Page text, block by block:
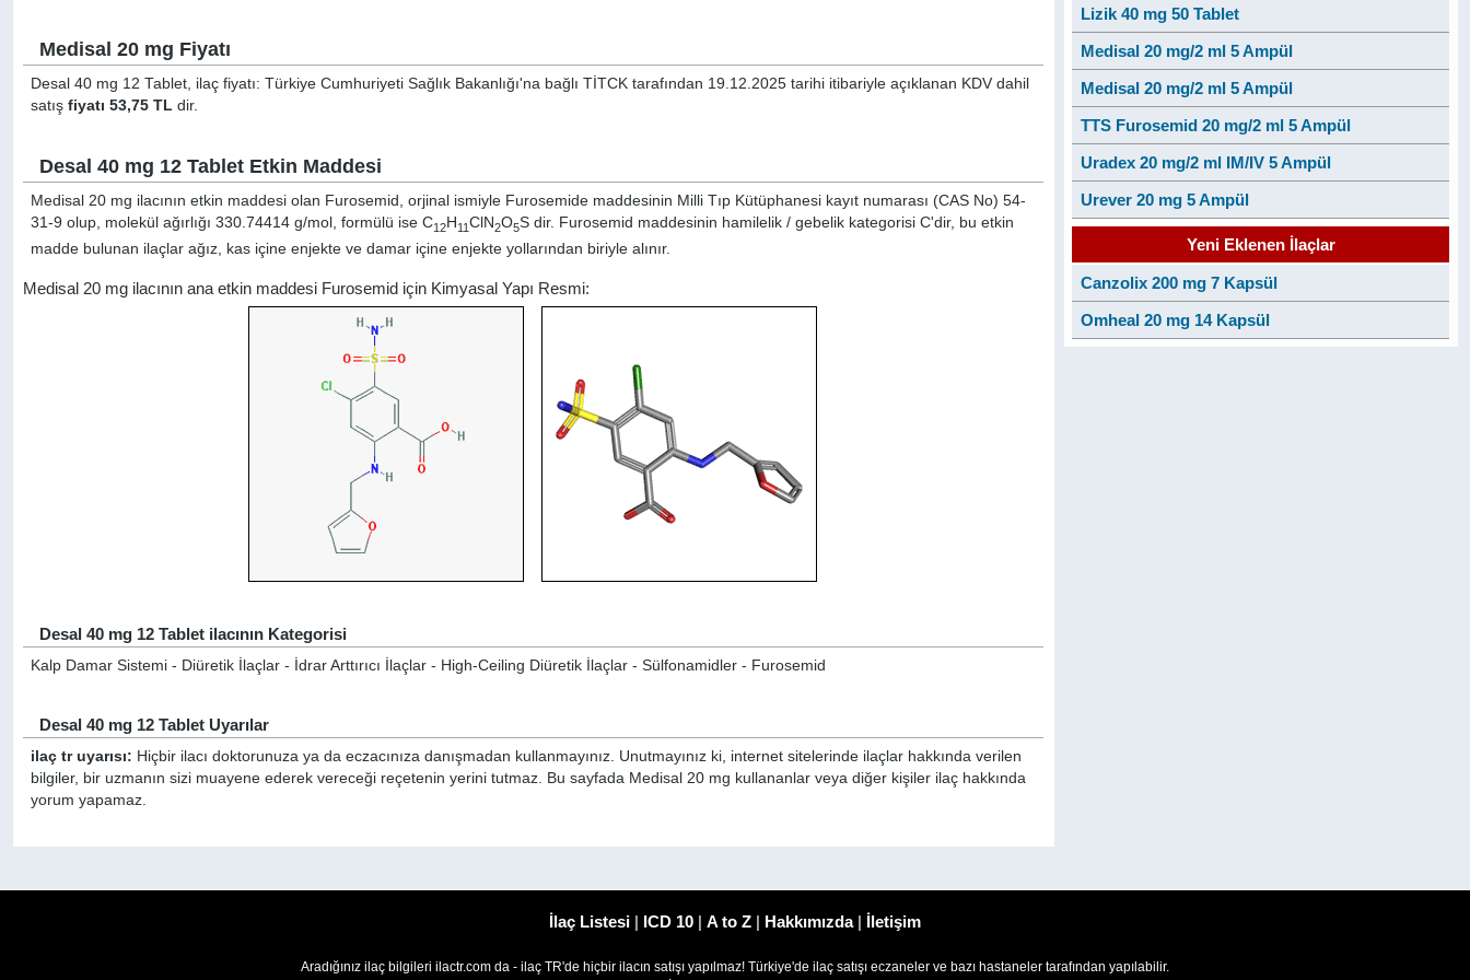
Medisal 20 mg Fiyatı
Desal 40 mg 12 Tablet, ilaç fiyatı: Türkiye Cumhuriyeti Sağlık Bakanlığı'na bağlı TİTCK tarafından 19.12.2025 tarihi itibariyle açıklanan KDV dahil
satışfiyatı 53,75 TL dir.
Desal 40 mg 12 Tablet Etkin Maddesi
Medisal 20 mg ilacının etkin maddesi olan Furosemid, orjinal ismiyle Furosemide maddesinin Milli Tıp Kütüphanesi kayıt numarası (CAS No) 54-
31-9 olup, molekül ağırlığı 330.74414 g/mol, formülü ise C12H 11ClN2O5S dir. Furosemid maddesinin hamilelik / gebelik kategorisi C'dir, bu etkin
madde bulunan ilaçlar ağız, kas içine enjekte ve damar içine enjekte yollarından biriyle alınır.
Medisal 20 mg ilacının ana etkin maddesi Furosemid için Kimyasal Yapı Resmi:
Desal 40 mg 12 Tablet ilacının Kategorisi
Kalp Damar Sistemi - Diüretik İlaçlar - İdrar Arttırıcı İlaçlar - High-Ceiling Diüretik İlaçlar - Sülfonamidler - Furosemid
Desal 40 mg 12 Tablet Uyarılar
ilaç tr uyarısı: Hiçbir ilacı doktorunuza ya da eczacınıza danışmadan kullanmayınız. Unutmayınız ki, internet sitelerinde ilaçlar hakkında verilen
bilgiler, bir uzmanın sizi muayene ederek vereceği reçetenin yerini tutmaz. Bu sayfada Medisal 20 mg kullananlar veya diğer kişiler ilaç hakkında
yorum yapamaz.
Lizik 40 mg 50 Tablet
Medisal 20 mg/2 ml 5 Ampül
Medisal 20 mg/2 ml 5 Ampül
TTS Furosemid 20 mg/2 ml 5 Ampül
Uradex 20 mg/2 ml IM/IV 5 Ampül
Urever 20 mg 5 Ampül
Yeni Eklenen İlaçlar
Canzolix 200 mg 7 Kapsül
Omheal 20 mg 14 Kapsül
İlaç Listesi | ICD 10 | A to Z | Hakkımızda| İletişim
Aradığınız ilaç bilgileri ilactr.com da - ilaç TR'de hiçbir ilacın satışı yapılmaz! Türkiye'de ilaç satışı eczaneler ve bazı hastaneler tarafından yapılabilir.